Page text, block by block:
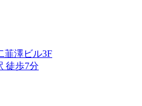
韮澤ビル3F
徒歩7分